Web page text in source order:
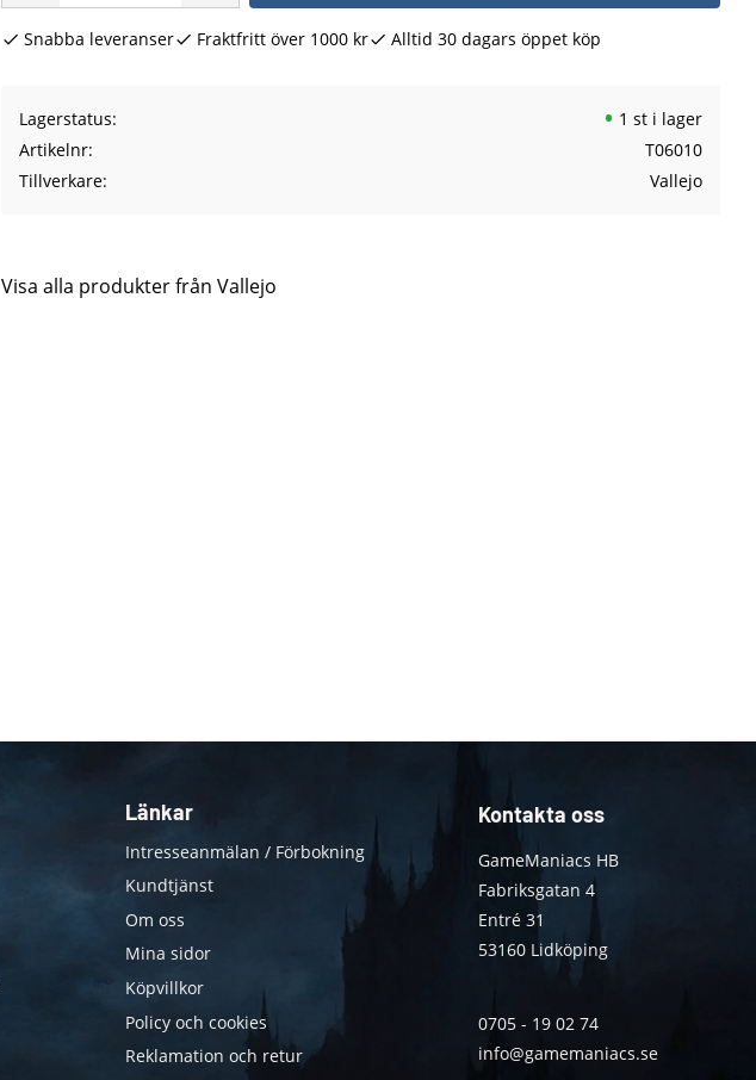
Snabba leveranser Fraktfritt över 1000 kr Alltid 30 dagars öppet köp
Lagerstatus
1 st i lager
Artikelnr
T06010
Tillverkare
Vallejo
Visa alla produkter från Vallejo
Länkar
Intresseanmälan / Förbokning
Kundtjänst
Om oss
Mina sidor
Köpvillkor
Policy och cookies
Reklamation och retur
Kontakta oss
GameManiacs HB
Fabriksgatan 4
Entré 31
53160 Lidköping
0705 - 19 02 74
info@gamemaniacs.se